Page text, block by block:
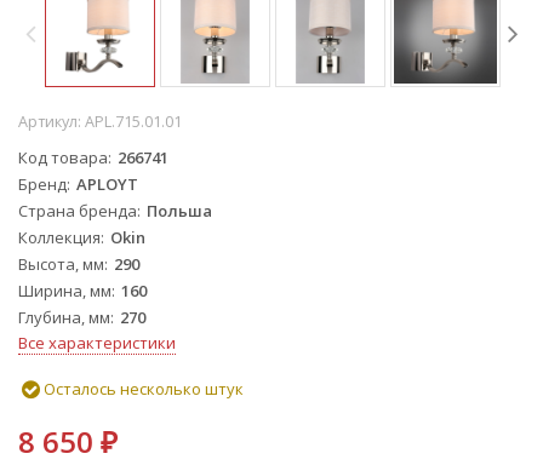
Артикул: APL.715.01.01
Код товара 266741
Бренд APLOYT
Страна бренда Польша
Коллекция Okin
Высота, мм 290
Ширина, мм 160
Глубина, мм 270
Все характеристики
Осталось несколько штук
8 650 ₽